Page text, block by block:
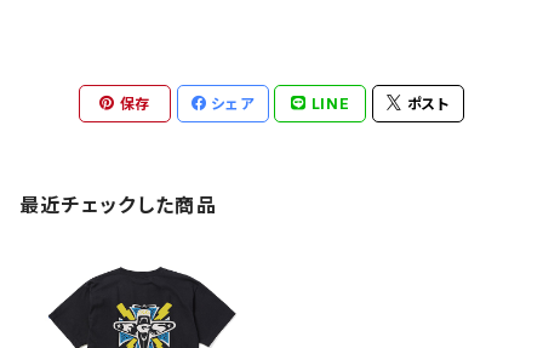
保存 シェア LINE ポスト
最近チェックした商品